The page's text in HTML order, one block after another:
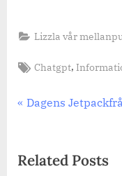
Lizzla vår
Tags:
Chatgpt,
Previous
Dagens
Related Posts